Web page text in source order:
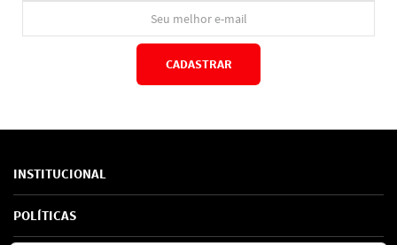
CADASTRAR
INSTITUCIONAL
Sobre Nós
Marcas
POLÍTICAS